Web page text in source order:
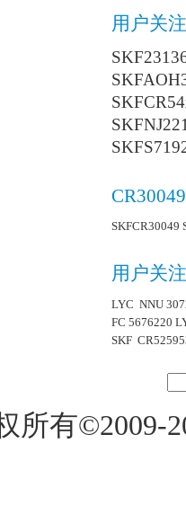
用户关
SKFCR30049
用户关
LYC NNU
FC 5676220
SKF
所有©2009-